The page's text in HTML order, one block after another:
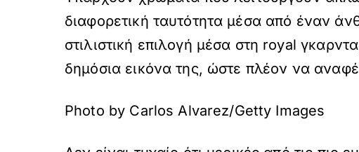
διαφορετική ταυτότητα μέσα από έναν
στιλιστική επιλογή μέσα στη royal
δημόσια εικόνα της, ώστε πλέον να
Photo by Carlos Alvarez/Getty Images